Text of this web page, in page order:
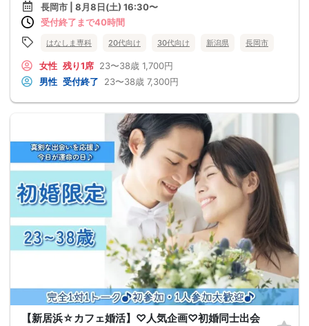
長岡市 | 8月8日(土) 16:30〜
受付終了まで40時間
はなしま専科 20代向け 30代向け 新潟県 長岡市
女性 残り1席 23〜38歳 1,700円
男性 受付終了 23〜38歳 7,300円
【新居浜☆カフェ婚活】♡人気企画♡初婚同士出会